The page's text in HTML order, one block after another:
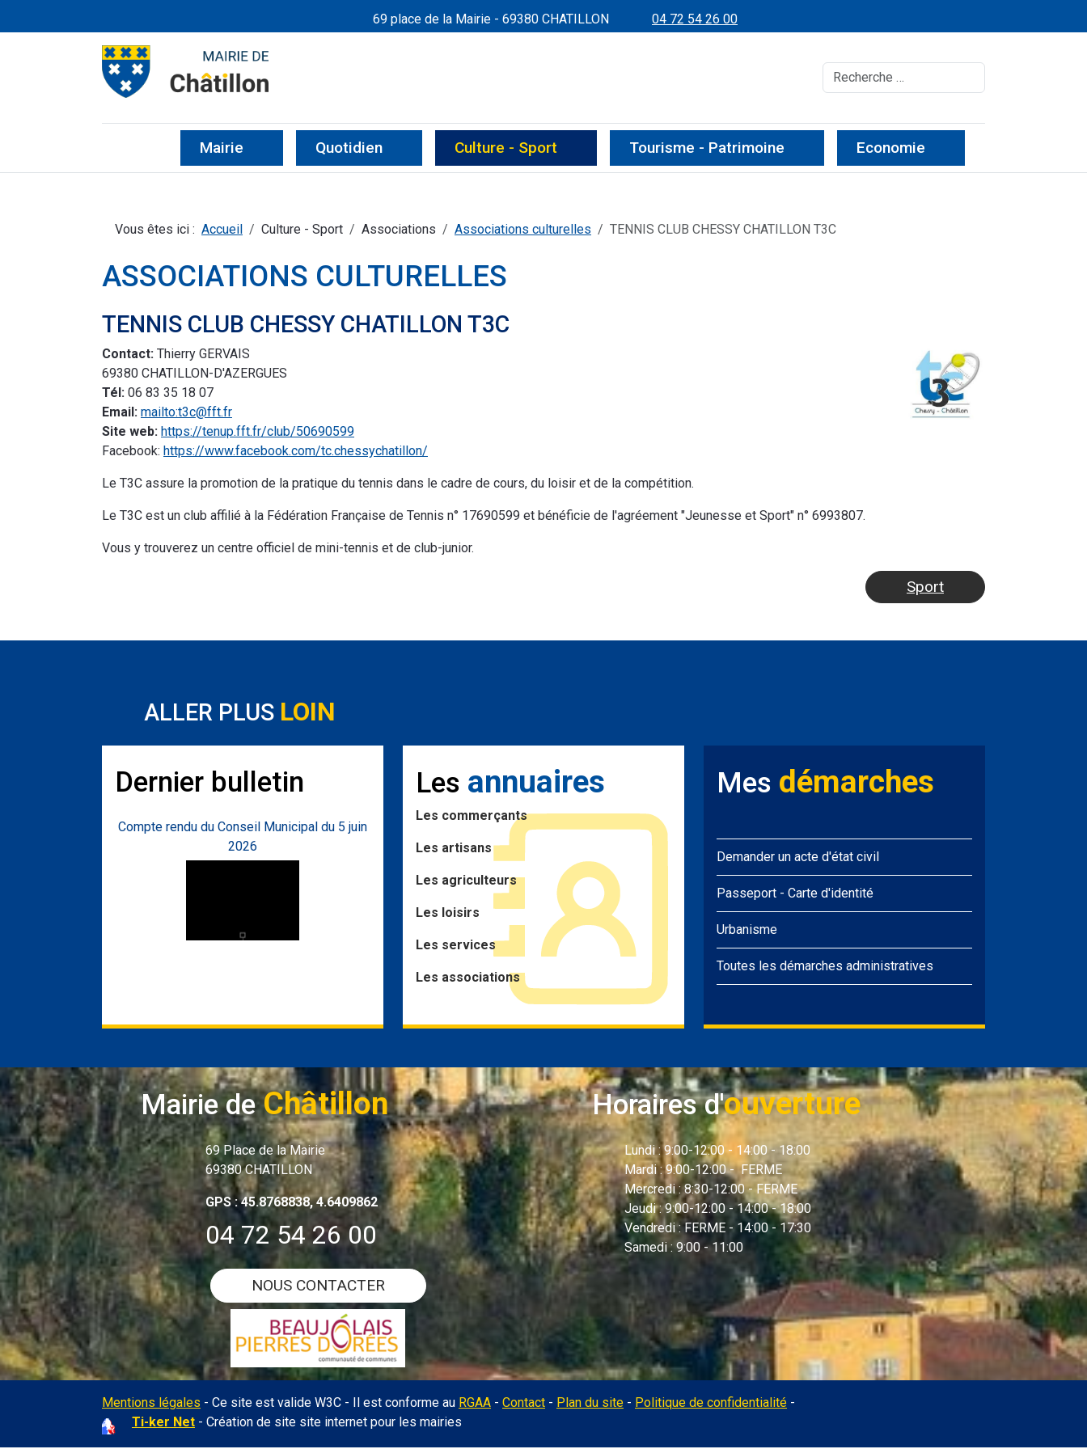
69 place de la Mairie - 69380 CHATILLON 04 72 54 26 00
CHÂTILLON D'AZERGUES"
SITE OFFICIEL DE LA MAIRIE
Mairie Quotidien Culture - Sport Tourisme - Patrimoine Economie
Vous êtes ici : Accueil Culture - Sport Associations Associations culturelles TENNIS CLUB CHESSY CHATILLON T3C
ASSOCIATIONS CULTURELLES
TENNIS CLUB CHESSY CHATILLON T3C
Contact: Thierry GERVAIS
69380 CHATILLON-D'AZERGUES
Tél: 06 83 35 18 07
Email: mailto:t3c@fft.fr
Site web: https://tenup.fft.fr/club/50690599
Facebook: https://www.facebook.com/tc.chessychatillon/
Le T3C assure la promotion de la pratique du tennis dans le cadre de cours, du loisir et de la compétition.
Le T3C est un club affilié à la Fédération Française de Tennis n° 17690599 et bénéficie de l'agréement "Jeunesse et Sport" n° 6993807.
Vous y trouverez un centre officiel de mini-tennis et de club-junior.
Sport
ALLER PLUS LOIN
Dernier bulletin
Compte rendu du Conseil Municipal du 5 juin
2026
Les annuaires
Les commerçants
Les artisans
Les agriculteurs
Les loisirs
Les services
Les associations
Mes démarches
Demander un acte d'état civil
Passeport - Carte d'identité
Urbanisme
Toutes les démarches administratives
Mairie deChâtillon
69 Place de la Mairie
69380 CHATILLON
GPS : 45.8768838, 4.6409862
04 72 54 26 00
NOUS CONTACTER
Horaires d'ouverture
Lundi : 9:00-12:00 - 14:00 - 18:00
Mardi : 9:00-12:00 - FERME
Mercredi : 8:30-12:00 - FERME
Jeudi : 9:00-12:00 - 14:00 - 18:00
Vendredi : FERME - 14:00 - 17:30
Samedi : 9:00 - 11:00
Mentions légales - Ce site est valide W3C - Il est conforme au RGAA - Contact - Plan du site - Politique de confidentialité -
Ti-ker Net - Création de site site internet pour les mairies